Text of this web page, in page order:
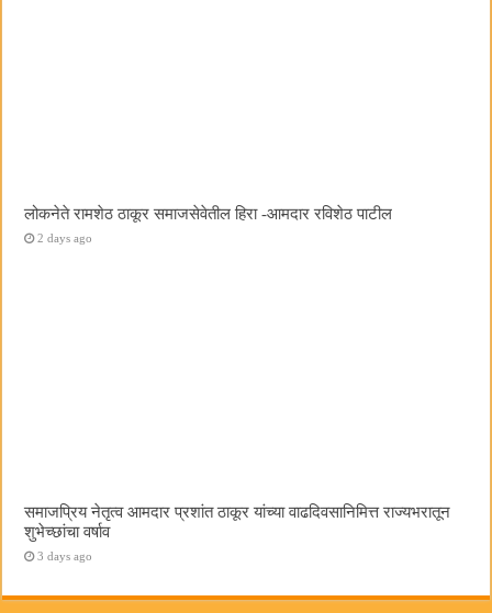
लोकनेते रामशेठ ठाकूर समाजसेवेतील हिरा -आमदार रविशेठ पाटील
2 days ago
समाजप्रिय नेतृत्व आमदार प्रशांत ठाकूर यांच्या वाढदिवसानिमित्त राज्यभरातून
शुभेच्छांचा वर्षाव
3 days ago